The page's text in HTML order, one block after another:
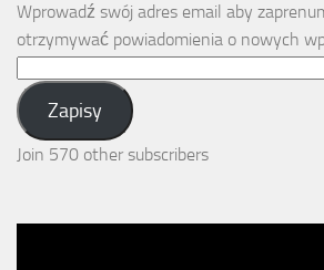
Wprowadź swój adres email aby
otrzymywać powiadomienia o nowych
Address:
Zapisy
Join 570 other subscribers